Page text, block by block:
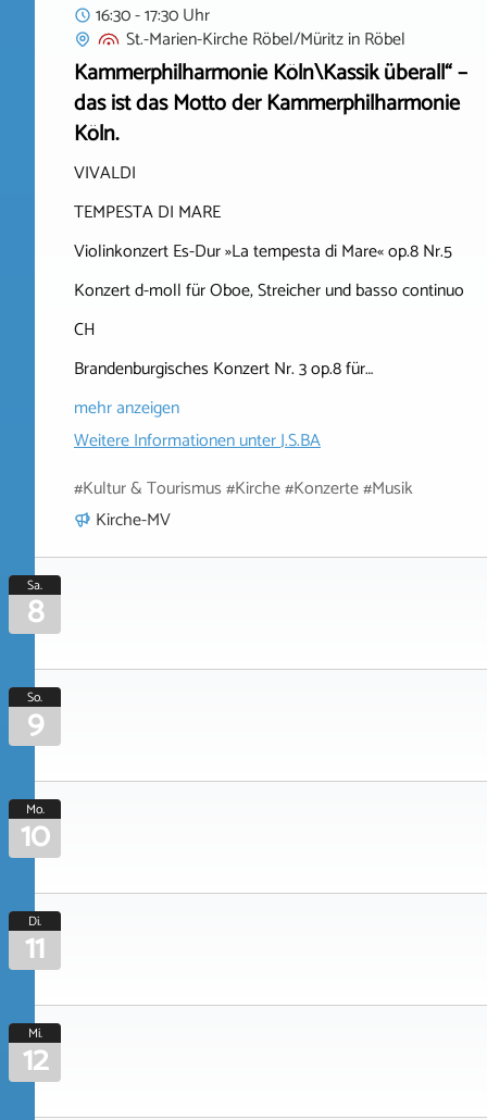
16:30 - 17:30 Uhr
St.-Marien-Kirche Röbel/MüritzinRöbel
Kammerphilharmonie Köln\Kassik überall“ –
das ist das Motto der Kammerphilharmonie
Köln.
VIVALDI
TEMPESTA DI MARE
Violinkonzert Es-Dur »La tempesta di Mare« op.8 Nr.5
Konzert d-moll für Oboe, Streicher und basso continuo
CH
Brandenburgisches Konzert Nr. 3 op.8 für…
mehr anzeigen
Weitere Informationen unterJ.S.BA
#Kultur & Tourismus #Kirche #Konzerte #Musik
Kirche-MV
Sa.
8
So.
9
Mo.
10
Di.
11
Mi.
12